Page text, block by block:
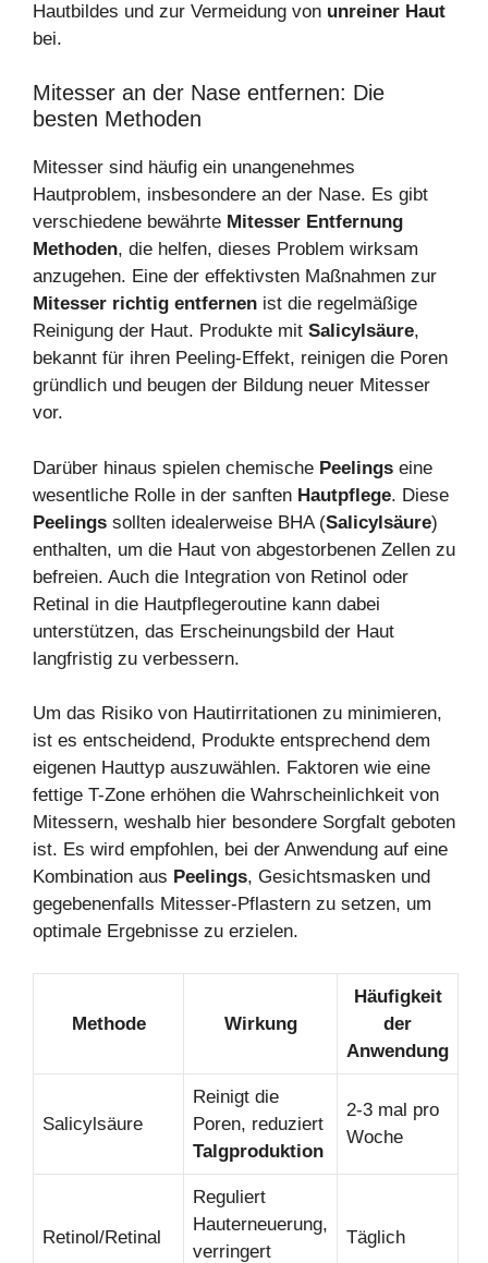
Hautbildes und zur Vermeidung von unreiner Haut
bei.
Mitesser an der Nase entfernen: Die
besten Methoden
Mitesser sind häufig ein unangenehmes
Hautproblem, insbesondere an der Nase. Es gibt
verschiedene bewährte Mitesser Entfernung
Methoden, die helfen, dieses Problem wirksam
anzugehen. Eine der effektivsten Maßnahmen zur
Mitesser richtig entfernen ist die regelmäßige
Reinigung der Haut. Produkte mit Salicylsäure,
bekannt für ihren Peeling-Effekt, reinigen die Poren
gründlich und beugen der Bildung neuer Mitesser
vor.
Darüber hinaus spielen chemische Peelings eine
wesentliche Rolle in der sanften Hautpflege. Diese
Peelings sollten idealerweise BHA (Salicylsäure)
enthalten, um die Haut von abgestorbenen Zellen zu
befreien. Auch die Integration von Retinol oder
Retinal in die Hautpflegeroutine kann dabei
unterstützen, das Erscheinungsbild der Haut
langfristig zu verbessern.
Um das Risiko von Hautirritationen zu minimieren,
ist es entscheidend, Produkte entsprechend dem
eigenen Hauttyp auszuwählen. Faktoren wie eine
fettige T-Zone erhöhen die Wahrscheinlichkeit von
Mitessern, weshalb hier besondere Sorgfalt geboten
ist. Es wird empfohlen, bei der Anwendung auf eine
Kombination aus Peelings, Gesichtsmasken und
gegebenenfalls Mitesser-Pflastern zu setzen, um
optimale Ergebnisse zu erzielen.
Methode Wirkung
Häufigkeit
der
Anwendung
Salicylsäure
Reinigt die
Poren, reduziert
Talgproduktion
2-3 mal pro
Woche
Retinol/Retinal
Reguliert
Hauterneuerung,
verringert
Täglich